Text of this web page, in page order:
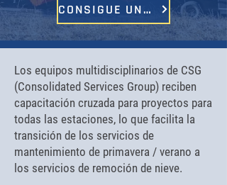
CONSIGUE UNA COTIZACIÓN
Los equipos multidisciplinarios de CSG
(Consolidated Services Group) reciben
capacitación cruzada para proyectos para
todas las estaciones, lo que facilita la
transición de los servicios de
mantenimiento de primavera / verano a
los servicios de remoción de nieve.